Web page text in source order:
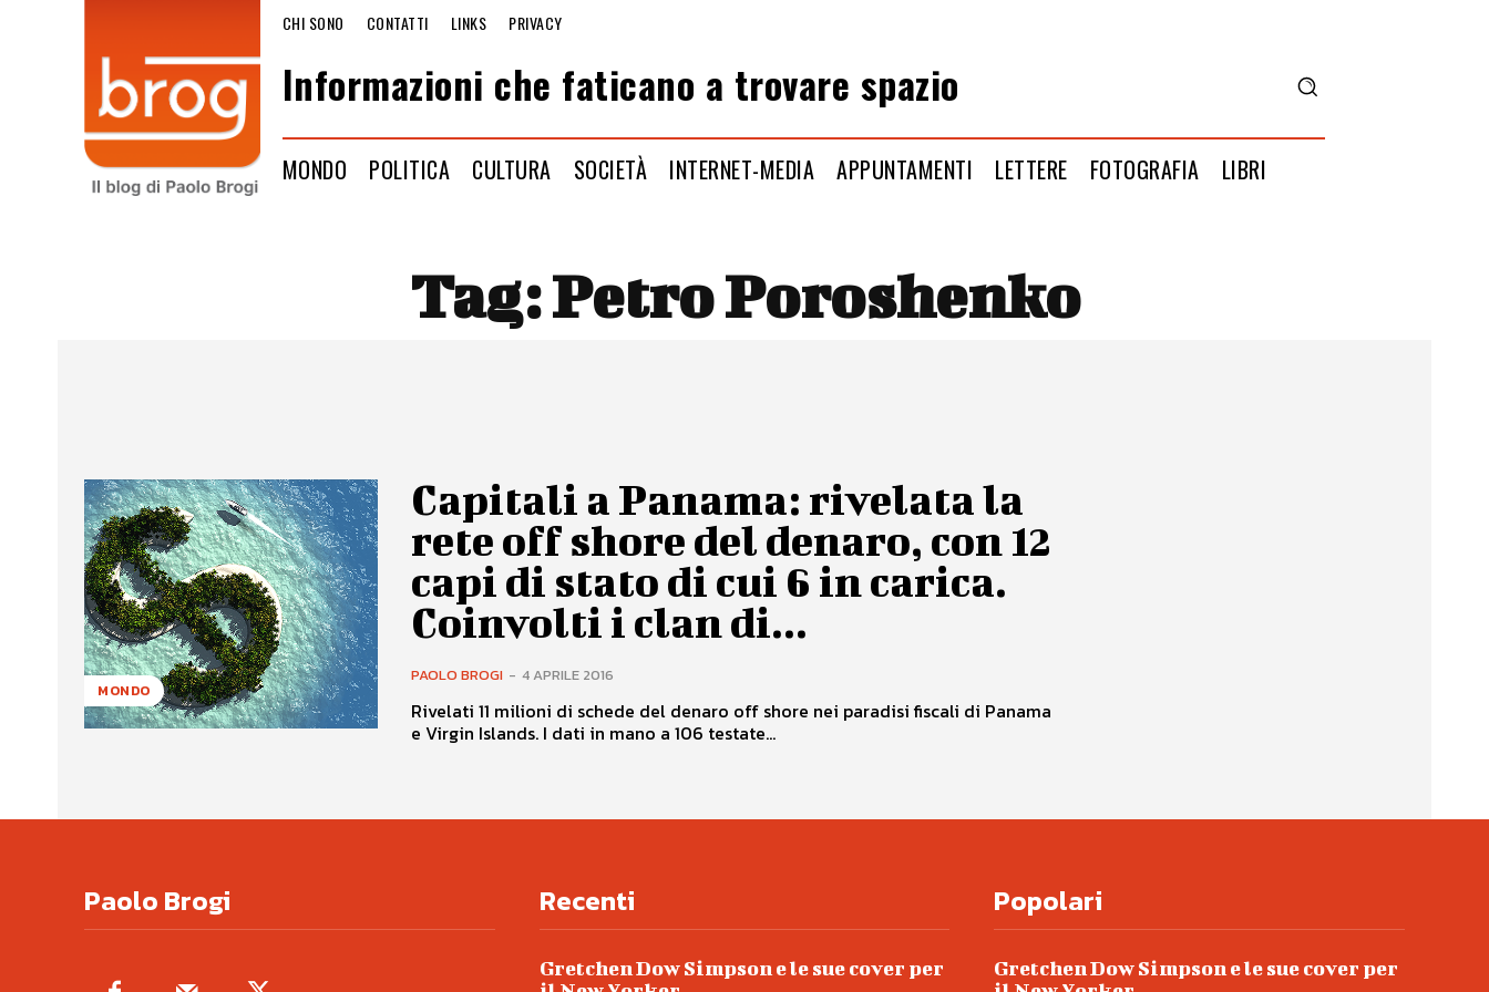
CHI SONO CONTATTI LINKS PRIVACY
Informazioni che faticano a trovare spazio
MONDO POLITICA CULTURA SOCIETÀ INTERNET-MEDIA APPUNTAMENTI LETTERE FOTOGRAFIA LIBRI
Tag:Petro Poroshenko
MONDO
Capitali a Panama: rivelata la
rete off shore del denaro, con 12
capi di stato di cui 6 in carica.
Coinvolti i clan di...
PAOLO BROGI - 4 APRILE 2016
Rivelati 11 milioni di schede del denaro off shore nei paradisi fiscali di Panama
e Virgin Islands. I dati in mano a 106 testate...
Paolo Brogi Recenti
Gretchen Dow Simpson e le sue cover per
Popolari
Gretchen Dow Simpson e le sue cover per